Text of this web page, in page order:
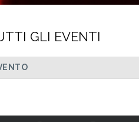
GLI EVENTI